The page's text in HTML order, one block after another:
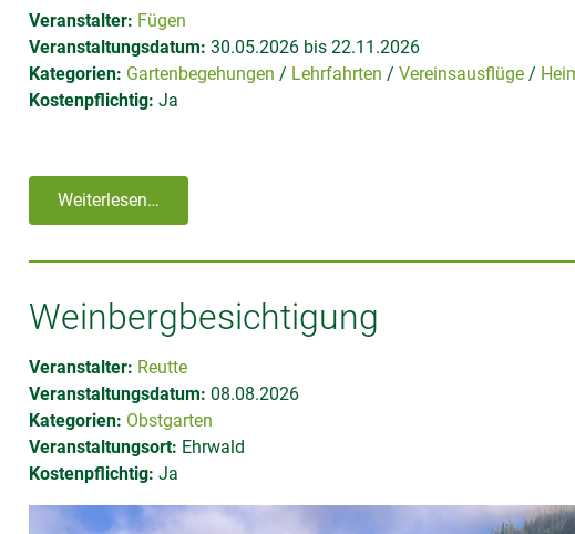
Veranstalter: Fügen
Veranstaltungsdatum: 30.05.2026 bis 22.11.2026
Kategorien: Gartenbegehungen Lehrfahrten Vereinsausflüge
Kostenpflichtig: Ja
Weiterlesen…
Weinbergbesichtigung
Veranstalter: Reutte
Veranstaltungsdatum: 08.08.2026
Kategorien: Obstgarten
Veranstaltungsort: Ehrwald
Kostenpflichtig: Ja